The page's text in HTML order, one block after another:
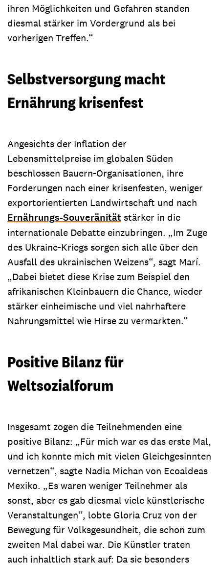
ihren Möglichkeiten und Gefahren standen
diesmal stärker im Vordergrund als bei
vorherigen Treffen.“
Selbstversorgung macht
Ernährung krisenfest
Angesichts der Inflation der
Lebensmittelpreise im globalen Süden
beschlossen Bauern-Organisationen, ihre
Forderungen nach einer krisenfesten, weniger
exportorientierten Landwirtschaft und nach
Ernährungs-Souveränität stärker in die
internationale Debatte einzubringen. „Im Zuge
des Ukraine-Kriegs sorgen sich alle über den
Ausfall des ukrainischen Weizens“, sagt Marí.
„Dabei bietet diese Krise zum Beispiel den
afrikanischen Kleinbauern die Chance, wieder
stärker einheimische und viel nahrhaftere
Nahrungsmittel wie Hirse zu vermarkten.“
Positive Bilanz für
Weltsozialforum
Insgesamt zogen die Teilnehmenden eine
positive Bilanz: „Für mich war es das erste Mal,
und ich konnte mich mit vielen Gleichgesinnten
vernetzen“, sagte Nadia Michan von Ecoaldeas
Mexiko. „Es waren weniger Teilnehmer als
sonst, aber es gab diesmal viele künstlerische
Veranstaltungen“, lobte Gloria Cruz von der
Bewegung für Volksgesundheit, die schon zum
zweiten Mal dabei war. Die Künstler traten
auch inhaltlich stark auf: Da sie besonders